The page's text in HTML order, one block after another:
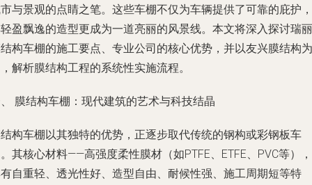
与景观的点睛之笔。这些车棚不仅为车辆提供了可靠的庇护，
盈飘逸的造型更成为一道亮丽的风景线。本文将深入探讨瑞丽
构车棚的施工要点、专业公司的核心优势，并以友兴膜结构为
解析膜结构工程的系统性实施流程。
膜结构车棚：现代建筑的艺术与科技结晶
构车棚以其独特的优势，正逐步取代传统的钢构或彩钢板车
其核心材料——高强度柔性膜材（如PTFE、ETFE、PVC等），
自重轻、透光性好、造型自由、耐候性强、施工周期短等特